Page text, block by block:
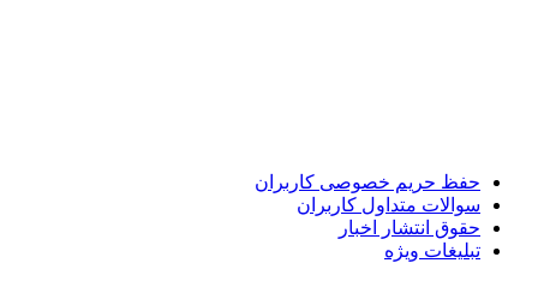
حفظ حریم خصوصی کاربران
سوالات متداول کاربران
حقوق انتشار اخبار
تبلیغات ویژه